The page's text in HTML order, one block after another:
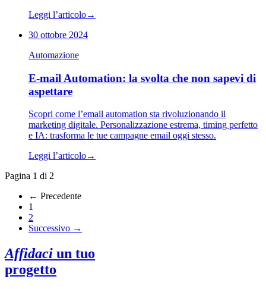
Leggi l’articolo→
30 ottobre 2024
Automazione
E-mail Automation: la svolta che non sapevi di
aspettare
Scopri come l’email automation sta rivoluzionando il
marketing digitale. Personalizzazione estrema, timing perfetto
e IA: trasforma le tue campagne email oggi stesso.
Leggi l’articolo→
Pagina 1 di 2
← Precedente
1
2
Successivo →
Affidaci un tuo
progetto